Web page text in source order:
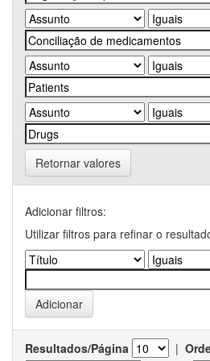
Retornar valores
Adicionar filtros:
Utilizar filtros para refinar o
Resultados/Página |